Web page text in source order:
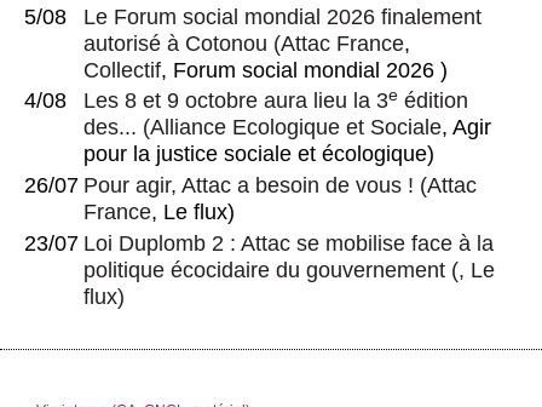
5/08
Le Forum social mondial 2026 finalement
autorisé à Cotonou (Attac France,
Collectif, Forum social mondial 2026 )
4/08
Les 8 et 9 octobre aura lieu la 3e édition
des... (Alliance Ecologique et Sociale, Agir
pour la justice sociale et écologique)
26/07 Pour agir, Attac a besoin de vous ! (Attac
France, Le flux)
23/07 Loi Duplomb 2 : Attac se mobilise face à la
politique écocidaire du gouvernement (, Le
flux)